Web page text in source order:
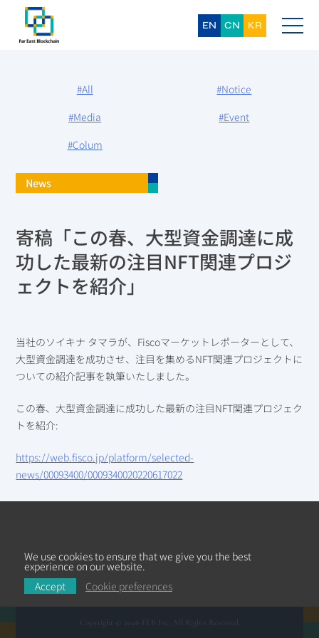
content EN CN KR
#All
#Notice
#Media
#Event
#Colum
News
寄稿「この春、大型資金調達に成
功した最新の注目NFT関連プロジ
ェクトを紹介」
当社のソイキナ タマラが、Fiscoマーケットレポーターとして、
大型資金調達を成功させ、注目を集めるNFT関連プロジェクトに
ついての紹介記事を執筆いたしました。
この春、大型資金調達に成功した最新の注目NFT関連プロジェク
トを紹介:
https://web.fisco.jp/platform/selected-
news/00093400/0009340020220617022
We use cookies to ensure that we give you the best
experience on our website.
Accept
Cookie preferences
Copyright © 2026 FEB Inc. All Rights Reserved.